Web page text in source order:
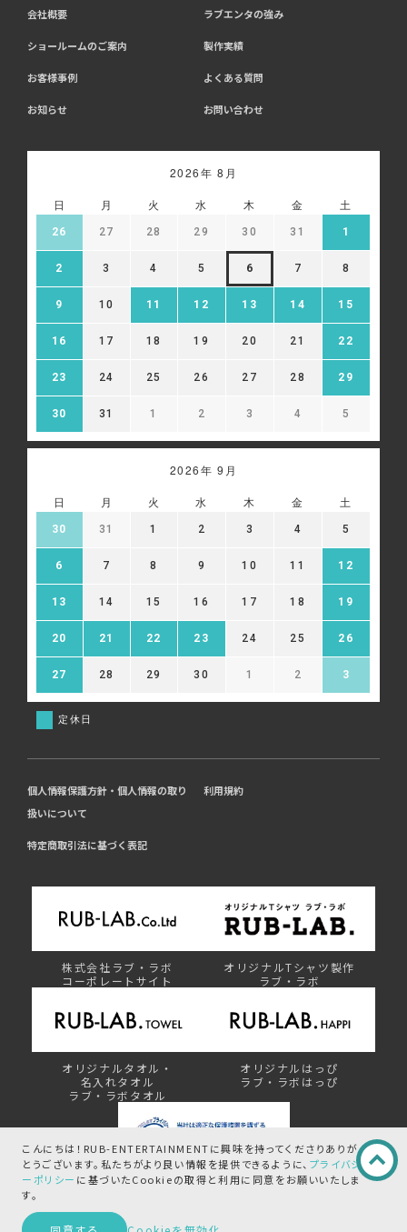
この商品を問い合わせる
こんにちは！RUB-ENTERTAINMENTに興味を持ってくださりありが
とうございます。 私たちがより良い情報を提供できるように、 プライバシ
ーポリシー に基づいたCookieの取得と利用に同意をお願いいたしま
す。
会社概要 ラブエンタの強み
ショールームのご案内 製作実績
お客様事例 よくある質問
お知らせ お問い合わせ
2026年 8月
日 月 火 水 木 金 土
26 27 28 29 30 31 1
2 3 4 5 6 7 8
9 10 11 12 13 14 15
16 17 18 19 20 21 22
23 24 25 26 27 28 29
30 31 1 2 3 4 5
2026年 9月
日 月 火 水 木 金 土
30 31 1 2 3 4 5
6 7 8 9 10 11 12
13 14 15 16 17 18 19
20 21 22 23 24 25 26
27 28 29 30 1 2 3
定休日
個人情報保護方針・個人情報の取り
扱いについて
利用規約
特定商取引法に基づく表記
株式会社ラブ・ラボ
コーポレートサイト
オリジナルTシャツ製作
ラブ・ラボ
オリジナルタオル・
名入れタオル
ラブ・ラボタオル
オリジナルはっぴ
ラブ・ラボはっぴ
プライバシーマーク制度